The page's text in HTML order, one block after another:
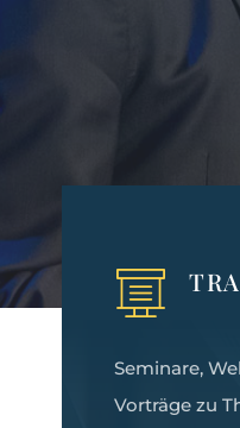
Seminare,
Vorträge zu